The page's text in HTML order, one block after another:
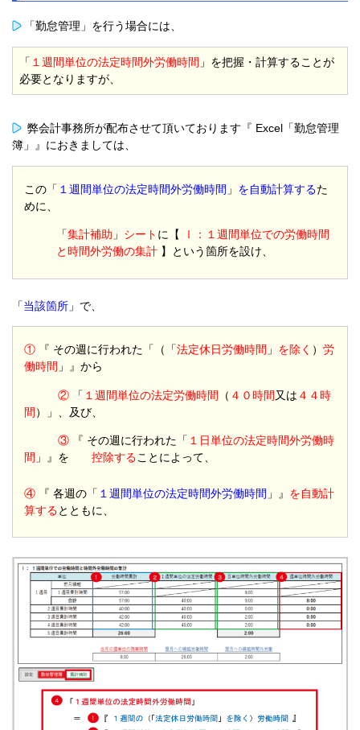
「勤怠管理」を行う場合には、
「 １週間単位の法定時間外労働時間 」を把握・計算することが
必要となりますが、
弊会計事務所が配布させて頂いております『 Excel「勤怠管理
簿」』におきましては、
この「 １週間単位の法定時間外労働時間 」 を自動計算するた
めに、
「集計補助 」 シート に【
Ⅰ：１週間単位での労働時間
と時間外労働の集計 】という箇所を設け、
「当該箇所 」で、
① 『 その週に行われた「（「法定休日労働時間 」 を除く ）労
働時間 」』から
② 「 １週間単位の法定労働時間 （ ４０時間 又は ４４時
間 ）」、及び、
③ 『 その週に行われた 「 １ 日単位の法定時間外労働時
間 」』を控除することによって、
④ 『 各週の「 １週間単位の法定時間外労働時間 」』 を自動計
算するとともに、